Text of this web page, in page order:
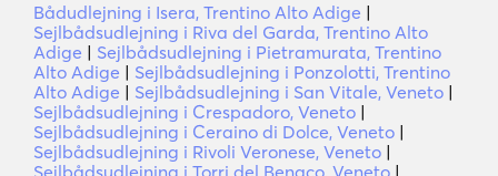
Bådudlejning i Isera, Trentino Alto Adige |
Sejlbådsudlejning i Riva del Garda, Trentino Alto
Adige | Sejlbådsudlejning i Pietramurata, Trentino
Alto Adige | Sejlbådsudlejning i Ponzolotti, Trentino
Alto Adige | Sejlbådsudlejning i San Vitale, Veneto |
Sejlbådsudlejning i Crespadoro, Veneto |
Sejlbådsudlejning i Ceraino di Dolce, Veneto |
Sejlbådsudlejning i Rivoli Veronese, Veneto |
Sejlbådsudlejning i Torri del Benaco, Veneto |